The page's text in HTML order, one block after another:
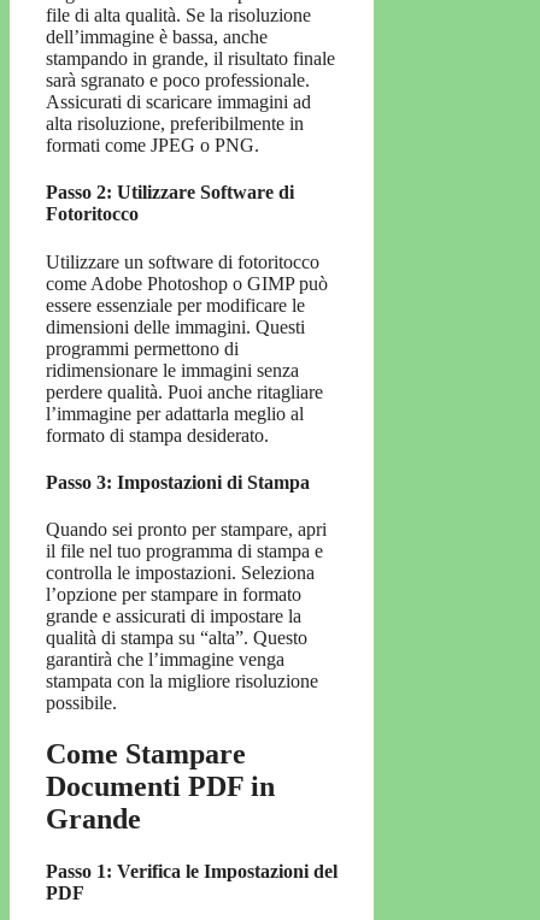
file di alta qualità. Se la risoluzione
dell’immagine è bassa, anche
stampando in grande, il risultato finale
sarà sgranato e poco professionale.
Assicurati di scaricare immagini ad
alta risoluzione, preferibilmente in
formati come JPEG o PNG.
Passo 2: Utilizzare Software di
Fotoritocco
Utilizzare un software di fotoritocco
come Adobe Photoshop o GIMP può
essere essenziale per modificare le
dimensioni delle immagini. Questi
programmi permettono di
ridimensionare le immagini senza
perdere qualità. Puoi anche ritagliare
l’immagine per adattarla meglio al
formato di stampa desiderato.
Passo 3: Impostazioni di Stampa
Quando sei pronto per stampare, apri
il file nel tuo programma di stampa e
controlla le impostazioni. Seleziona
l’opzione per stampare in formato
grande e assicurati di impostare la
qualità di stampa su “alta”. Questo
garantirà che l’immagine venga
stampata con la migliore risoluzione
possibile.
Come Stampare
Documenti PDF in
Grande
Passo 1: Verifica le Impostazioni del
PDF